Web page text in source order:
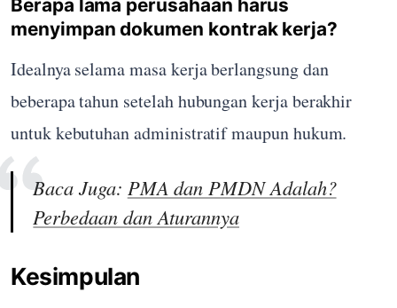
Berapa lama perusahaan harus
menyimpan dokumen kontrak kerja?
Idealnya selama masa kerja berlangsung dan
beberapa tahun setelah hubungan kerja berakhir
untuk kebutuhan administratif maupun hukum.
Baca Juga: PMA dan PMDN Adalah?
Perbedaan dan Aturannya
Kesimpulan